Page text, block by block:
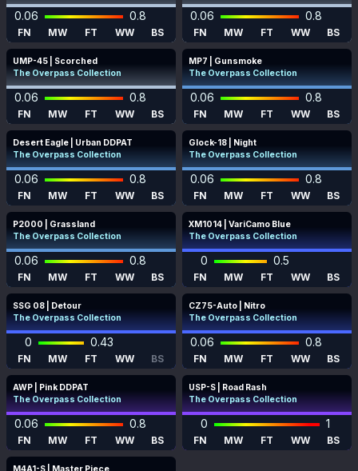
0.06 0.8
FN MW FT WW BS
0.06 0.8
FN MW FT WW BS
UMP-45 | Scorched
The Overpass Collection
0.06 0.8
FN MW FT WW BS
MP7 | Gunsmoke
The Overpass Collection
0.06 0.8
FN MW FT WW BS
Desert Eagle | Urban DDPAT
The Overpass Collection
0.06 0.8
FN MW FT WW BS
Glock-18 | Night
The Overpass Collection
0.06 0.8
FN MW FT WW BS
P2000 | Grassland
The Overpass Collection
0.06 0.8
FN MW FT WW BS
XM1014 | VariCamo Blue
The Overpass Collection
0 0.5
FN MW FT WW BS
SSG 08 | Detour
The Overpass Collection
0 0.43
FN MW FT WW BS
CZ75-Auto | Nitro
The Overpass Collection
0.06 0.8
FN MW FT WW BS
AWP | Pink DDPAT
The Overpass Collection
0.06 0.8
FN MW FT WW BS
USP-S | Road Rash
The Overpass Collection
0 1
FN MW FT WW BS